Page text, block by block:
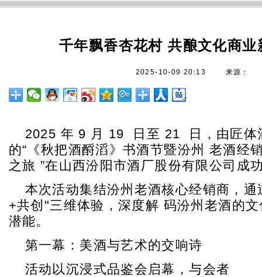
千年飘香杏花村 共酿文化商业
2025-10-09 20:13 来源：
2025 年 9 月 19 日至 21 日，由匠体
的“《秋把酒酹滔》书酒节暨汾州 老酒经
之旅 ”在山西汾阳市酒厂股份有限公司成
本次活动集结汾州老酒核心经销商，
+共创"三维体验，深度解 码汾州老酒的
潜能。
第一幕：美酒与艺术的交响诗
活动以沉浸式品鉴会启幕，与会者